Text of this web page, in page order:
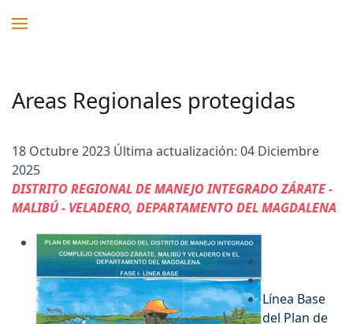
Areas Regionales protegidas
18 Octubre 2023 Última actualización: 04 Diciembre
2025
DISTRITO REGIONAL DE MANEJO INTEGRADO ZÁRATE -
MALIBÚ - VELADERO, DEPARTAMENTO DEL MAGDALENA
Línea Base
del Plan de